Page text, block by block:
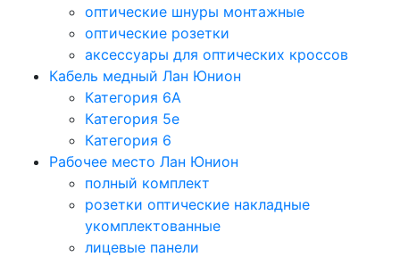
оптические шнуры монтажные
оптические розетки
аксессуары для оптических кроссов
Кабель медный Лан Юнион
Категория 6A
Категория 5e
Категория 6
Рабочее место Лан Юнион
полный комплект
розетки оптические накладные
укомплектованные
лицевые панели